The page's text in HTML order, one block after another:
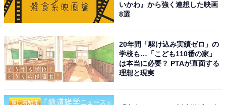
いかわ』から強く連想した映画
8選
20年間「駆け込み実績ゼロ」の
学校も…「こども110番の家」
は本当に必要？ PTAが直面する
理想と現実